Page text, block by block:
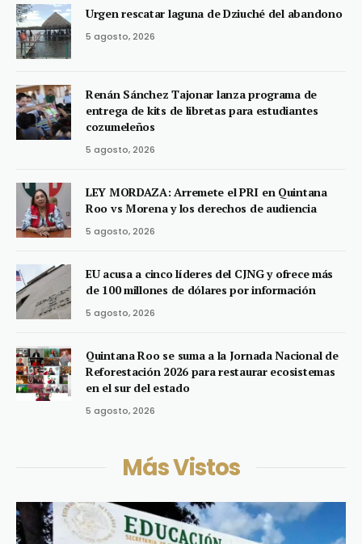
Urgen rescatar laguna de Dziuché del abandono
5 agosto, 2026
Renán Sánchez Tajonar lanza programa de
entrega de kits de libretas para estudiantes
cozumeleños
5 agosto, 2026
LEY MORDAZA: Arremete el PRI en Quintana
Roo vs Morena y los derechos de audiencia
5 agosto, 2026
EU acusa a cinco líderes del CJNG y ofrece más
de 100 millones de dólares por información
5 agosto, 2026
Quintana Roo se suma a la Jornada Nacional de
Reforestación 2026 para restaurar ecosistemas
en el sur del estado
5 agosto, 2026
Más Vistos